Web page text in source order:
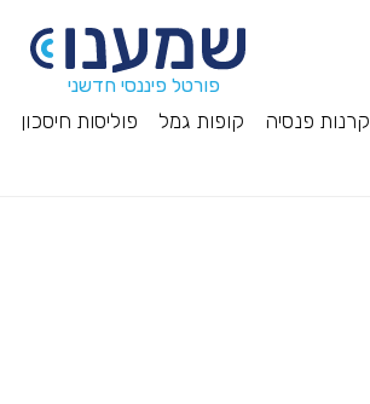
פורטל פיננסי חדשני
קרנות פנסיה קופות גמל פוליסות חיסכון